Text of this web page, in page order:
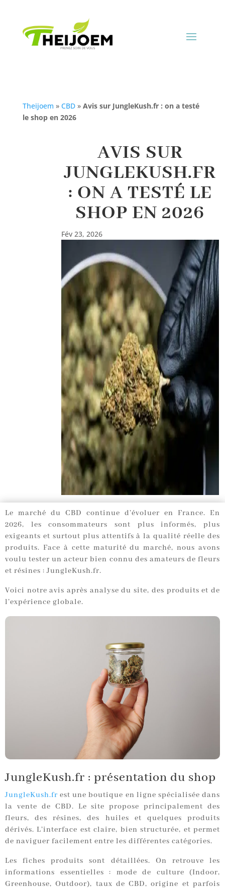
Theijoem » CBD» Avis sur JungleKush.fr : on a testé
le shop en 2026
AVIS SUR
JUNGLEKUSH.FR
: ON A TESTÉ LE
SHOP EN 2026
Fév 23, 2026
Le marché du CBD continue d’évoluer en France. En
2026, les consommateurs sont plus informés, plus
exigeants et surtout plus attentifs à la qualité réelle des
produits. Face à cette maturité du marché, nous avons
voulu tester un acteur bien connu des amateurs de fleurs
et résines : JungleKush.fr.
Voici notre avis après analyse du site, des produits et de
l’expérience globale.
JungleKush.fr : présentation du shop
JungleKush.fr est une boutique en ligne spécialisée dans
la vente de CBD. Le site propose principalement des
fleurs, des résines, des huiles et quelques produits
dérivés. L’interface est claire, bien structurée, et permet
de naviguer facilement entre les différentes catégories.
Les fiches produits sont détaillées. On retrouve les
informations essentielles : mode de culture (Indoor,
Greenhouse, Outdoor), taux de CBD, origine et parfois